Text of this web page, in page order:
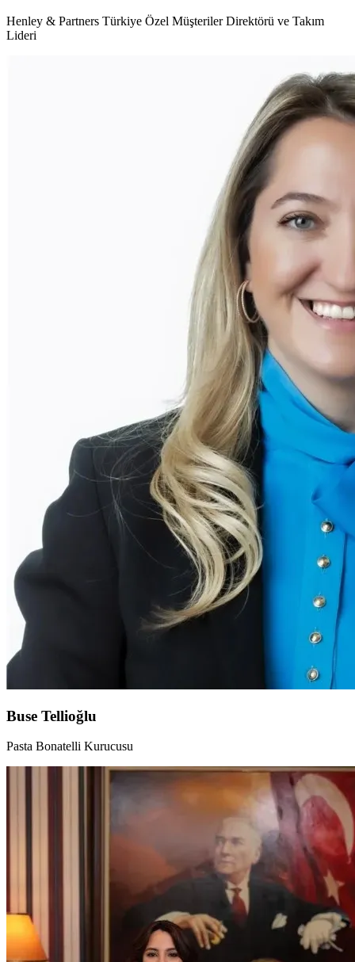
Henley & Partners Türkiye Özel Müşteriler Direktörü ve Takım
Lideri
Buse Tellioğlu
Pasta Bonatelli Kurucusu